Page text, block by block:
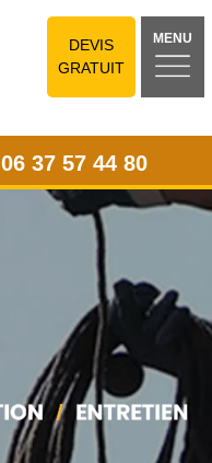
DEVIS
GRATUIT
MENU
06 37 57 44 80